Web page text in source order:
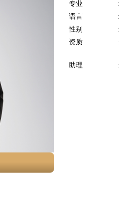
专业 :
语言
:
性别
:
资质
:
助理
: